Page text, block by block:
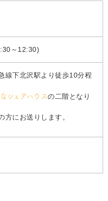
～12:30)
線下北沢駅より徒歩10分程
シェアハウスの二階となり
方にお送りします。